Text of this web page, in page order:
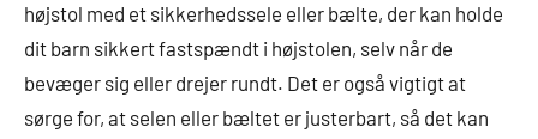
højstol med et sikkerhedssele eller bælte, der kan holde
dit barn sikkert fastspændt i højstolen, selv når de
bevæger sig eller drejer rundt. Det er også vigtigt at
sørge for, at selen eller bæltet er justerbart, så det kan